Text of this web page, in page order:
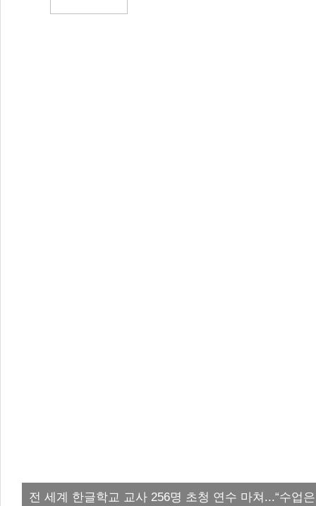
전 세계 한글학교 교사 256명 초청 연수 마쳐...“수업